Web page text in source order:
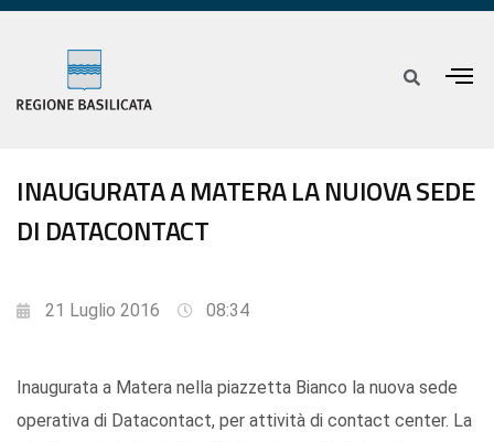
INAUGURATA A MATERA LA NUIOVA SEDE
DI DATACONTACT
21 Luglio 2016 08:34
Inaugurata a Matera nella piazzetta Bianco la nuova sede
operativa di Datacontact, per attività di contact center. La